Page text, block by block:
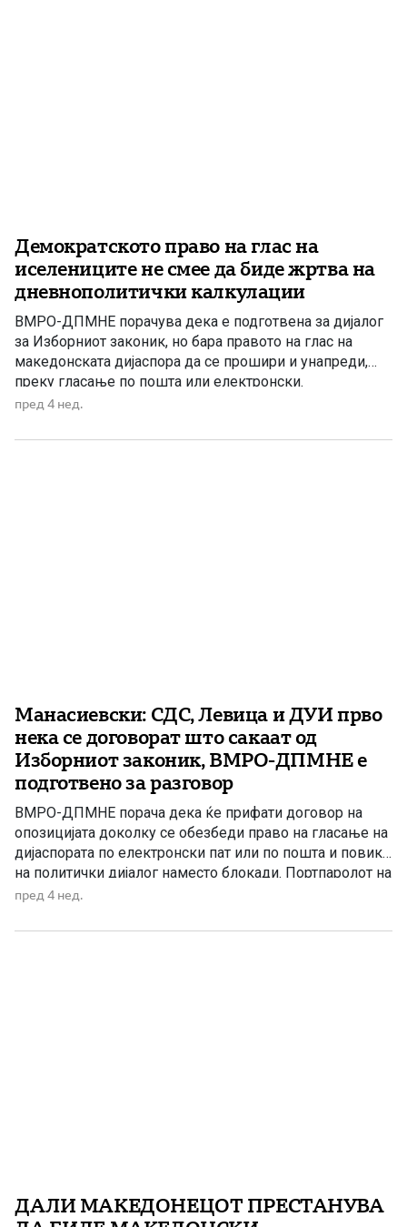
Демократското право на глас на
иселениците не смее да биде жртва на
дневнополитички калкулации
ВМРО-ДПМНЕ порачува дека е подготвена за дијалог
за Изборниот законик, но бара правото на глас на
македонската дијаспора да се прошири и унапреди,
преку гласање по пошта или електронски.
Демократското право на глас на иселениците не смее
Јавноста во Македонија е сведок на целосна
пред 4 нед.
Манасиевски: СДС, Левица и ДУИ прво
нека се договорат што сакаат од
Изборниот законик, ВМРО-ДПМНЕ е
подготвено за разговор
ВМРО-ДПМНЕ порача дека ќе прифати договор на
опозицијата доколку се обезбеди право на гласање на
дијаспората по електронски пат или по пошта и повика
на политички дијалог наместо блокади. Портпаролот на
ВМРО-ДПМНЕ, Манасиевски, порача дека СДС,
став околу измените на Изборниот законик, по што
пред 4 нед.
ДАЛИ МАКЕДОНЕЦОТ ПРЕСТАНУВА